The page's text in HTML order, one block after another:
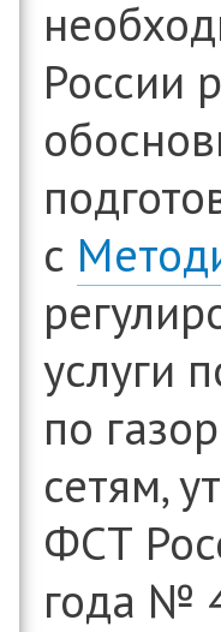
вопросам
России
с
услуги
по
сетям,
ФСТ
года №